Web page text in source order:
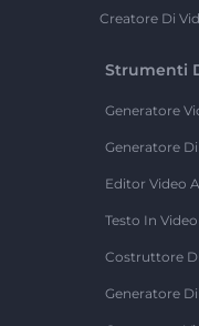
Creatore Di
Strumenti
Generatore
Generatore
Editor Video
Testo In
Costruttore
Generatore